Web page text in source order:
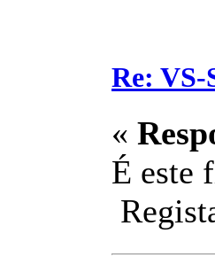
Re: VS-
«
É este